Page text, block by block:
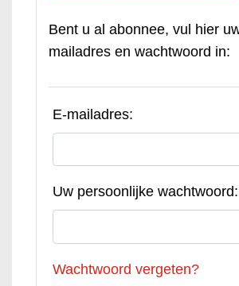
Bent u al abonnee, vul hier
mailadres en wachtwoord in:
E-mailadres:
Uw persoonlijke wachtwoord:
Wachtwoord vergeten?